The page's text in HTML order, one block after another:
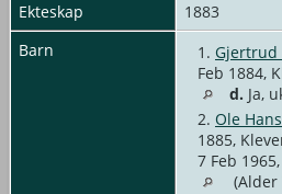
Ekteskap
1883
Barn
1. Gjertrud
Feb 1884,
d. Ja,
2. Ole
1885,
7 Feb
(Alder